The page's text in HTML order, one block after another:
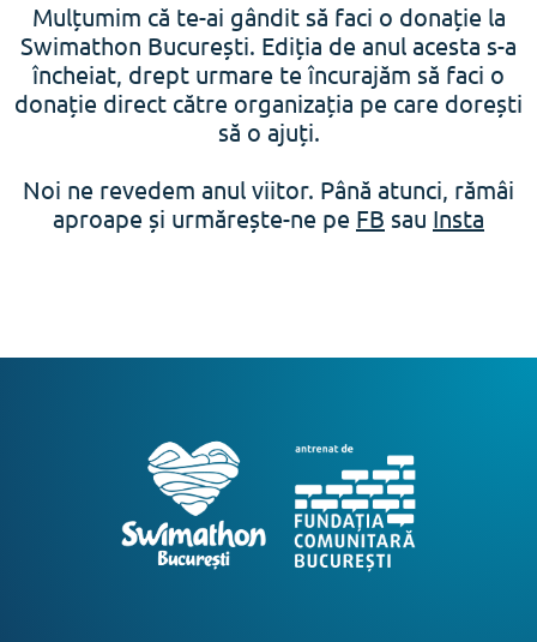
Mulțumim că te-ai gândit să faci o donație la
Swimathon București. Ediția de anul acesta s-a
încheiat, drept urmare te încurajăm să faci o
donație direct către organizația pe care dorești
să o ajuți.
Noi ne revedem anul viitor. Până atunci, rămâi
aproape și urmărește-ne pe FB sau Insta